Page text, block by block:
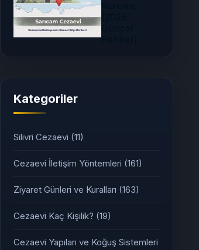
Kategoriler
Silivri Cezaevi (11)
Cezaevi İletişim Yöntemleri (161)
Ziyaret Günleri ve Kuralları (163)
Cezaevi Kaç Kişilik? (19)
Cezaevi Yapıları ve Koğuş Sistemleri